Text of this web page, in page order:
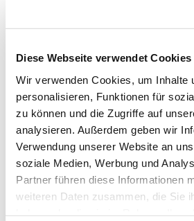
Diese Webseite verwendet Cookies
Wir verwenden Cookies, um Inhalte
personalisieren, Funktionen für
zu können und die Zugriffe auf
analysieren. Außerdem geben wir
Verwendung unserer Website an
soziale Medien, Werbung und
Partner führen diese Informationen
weiteren Daten zusammen, die Sie
Dies könnte